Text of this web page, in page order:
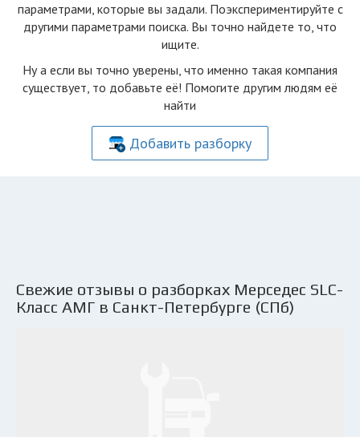
параметрами, которые вы задали. Поэкспериментируйте с
другими параметрами поиска. Вы точно найдете то, что
ищите.
Ну а если вы точно уверены, что именно такая компания
существует, то добавьте её! Помогите другим людям её
найти
Добавить разборку
Свежие отзывы о разборках Мерседес SLC-
Класс АМГ в Санкт-Петербурге (СПб)